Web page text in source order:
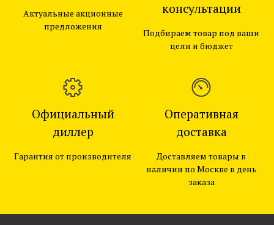
Актуальные акционные
предложения
консультации
Подбираем товар под ваши
цели и бюджет
Официальный
диллер
Гарантия от производителя
Оперативная
доставка
Доставляем товары в
наличии по Москве в день
заказа